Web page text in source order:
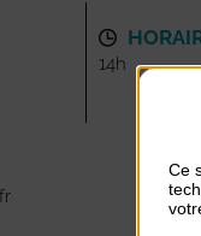
14h
Ce